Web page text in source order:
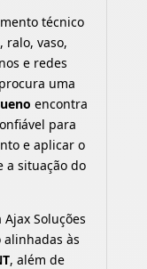
técnico
ralo, vaso,
e redes
uma
encontra
para
e aplicar o
a situação do
Soluções
às
, além de